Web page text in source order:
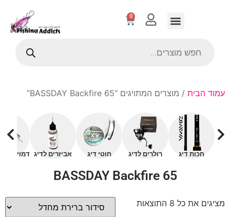
0
עמוד הבית / מוצרים המתויגים “65 BASSDAY Backfire”
חכות דיג רולרים לדיג חוטי דיג אביזרים לדיג דמויים
65 BASSDAY Backfire
מציגים את כל ⁦8⁩ התוצאות